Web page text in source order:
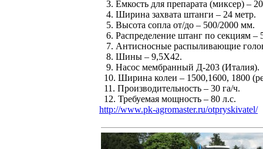
3. Емкость для препарата (миксер) –
4. Ширина захвата штанги – 24 метр.
5. Высота сопла от/до – 500/2000 мм.
6. Распределение штанг по секциям –
7. Антисносные распыливающие
8. Шины – 9,5Х42.
9. Насос мембранный Д-203 (Италия).
10. Ширина колеи – 1500,1600, 1800
11. Производительность – 30 га/ч.
12. Требуемая мощность – 80 л.с.
http://www.pk-agromaster.ru/otpryskivatel/